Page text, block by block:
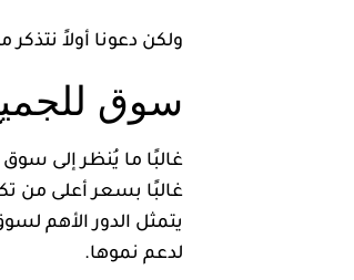
ولكن دعونا أولاً
سوق
غالبًا ما يُنظر إلى
غالبًا بسعر أعلى من
يتمثل الدور الأهم
لدعم نموها.